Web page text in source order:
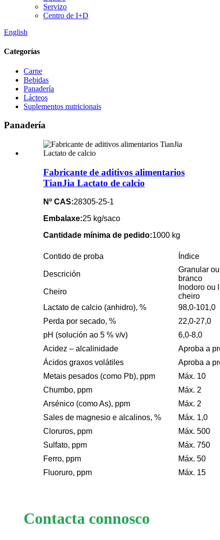
Servizo
Centro de I+D
English
Categorías
Carne
Bebidas
Panadería
Lácteos
Suplementos nutricionais
Panadería
Fabricante de aditivos alimentarios
TianJia Lactato de calcio
Nº CAS:28305-25-1
Embalaxe:25 kg/saco
Cantidade mínima de pedido:1000 kg
Contido de proba Índice
Descrición
Granular
branco
Cheiro
Inodoro ou
cheiro
Lactato de calcio (anhidro), %
98,0-101,0
Perda por secado, %
22,0-27,0
pH (solución ao 5 % v/v)
6,0-8,0
Acidez – alcalinidade
Aproba a
Ácidos graxos volátiles
Aproba a
Metais pesados (como Pb), ppm
Máx. 10
Chumbo, ppm
Máx. 2
Arsénico (como As), ppm
Máx. 2
Sales de magnesio e alcalinos, %
Máx. 1,0
Cloruros, ppm
Máx. 500
Sulfato, ppm
Máx. 750
Ferro, ppm
Máx. 50
Fluoruro, ppm
Máx. 15
Contacta connosco